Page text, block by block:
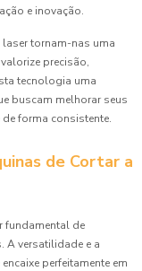
e inovação.
tornam-nas uma
precisão,
tecnologia uma
buscam melhorar seus
forma consistente.
de Cortar a
fundamental de
A versatilidade e a
perfeitamente em